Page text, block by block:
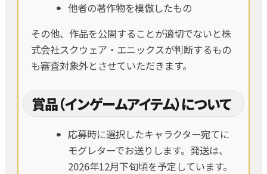
他者の著作物を模倣したもの
その他、作品を公開することが適切でないと株
式会社スクウェア・エニックスが判断するもの
も審査対象外とさせていただきます。
賞品（インゲームアイテム）について
応募時に選択したキャラクター宛てに
モグレターでお送りします。発送は、
2026年12月下旬頃を予定しています。